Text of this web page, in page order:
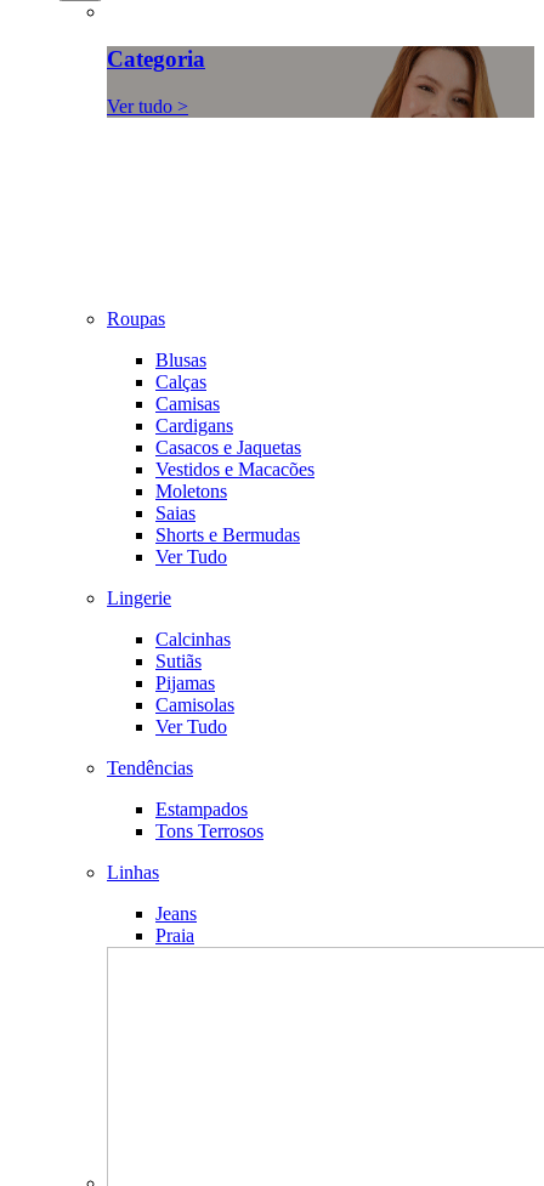
Categoria
Ver tudo >
Roupas
Blusas
Calças
Camisas
Cardigans
Casacos e Jaquetas
Vestidos e Macacões
Moletons
Saias
Shorts e Bermudas
Ver Tudo
Lingerie
Calcinhas
Sutiãs
Pijamas
Camisolas
Ver Tudo
Tendências
Estampados
Tons Terrosos
Linhas
Jeans
Praia